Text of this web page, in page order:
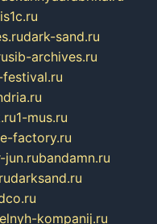
dark-sand.ru
sib-archives.ru
1-mus.ru
factory.ru
jun.rubandamn.ru
darksand.ru
kompanij.ru